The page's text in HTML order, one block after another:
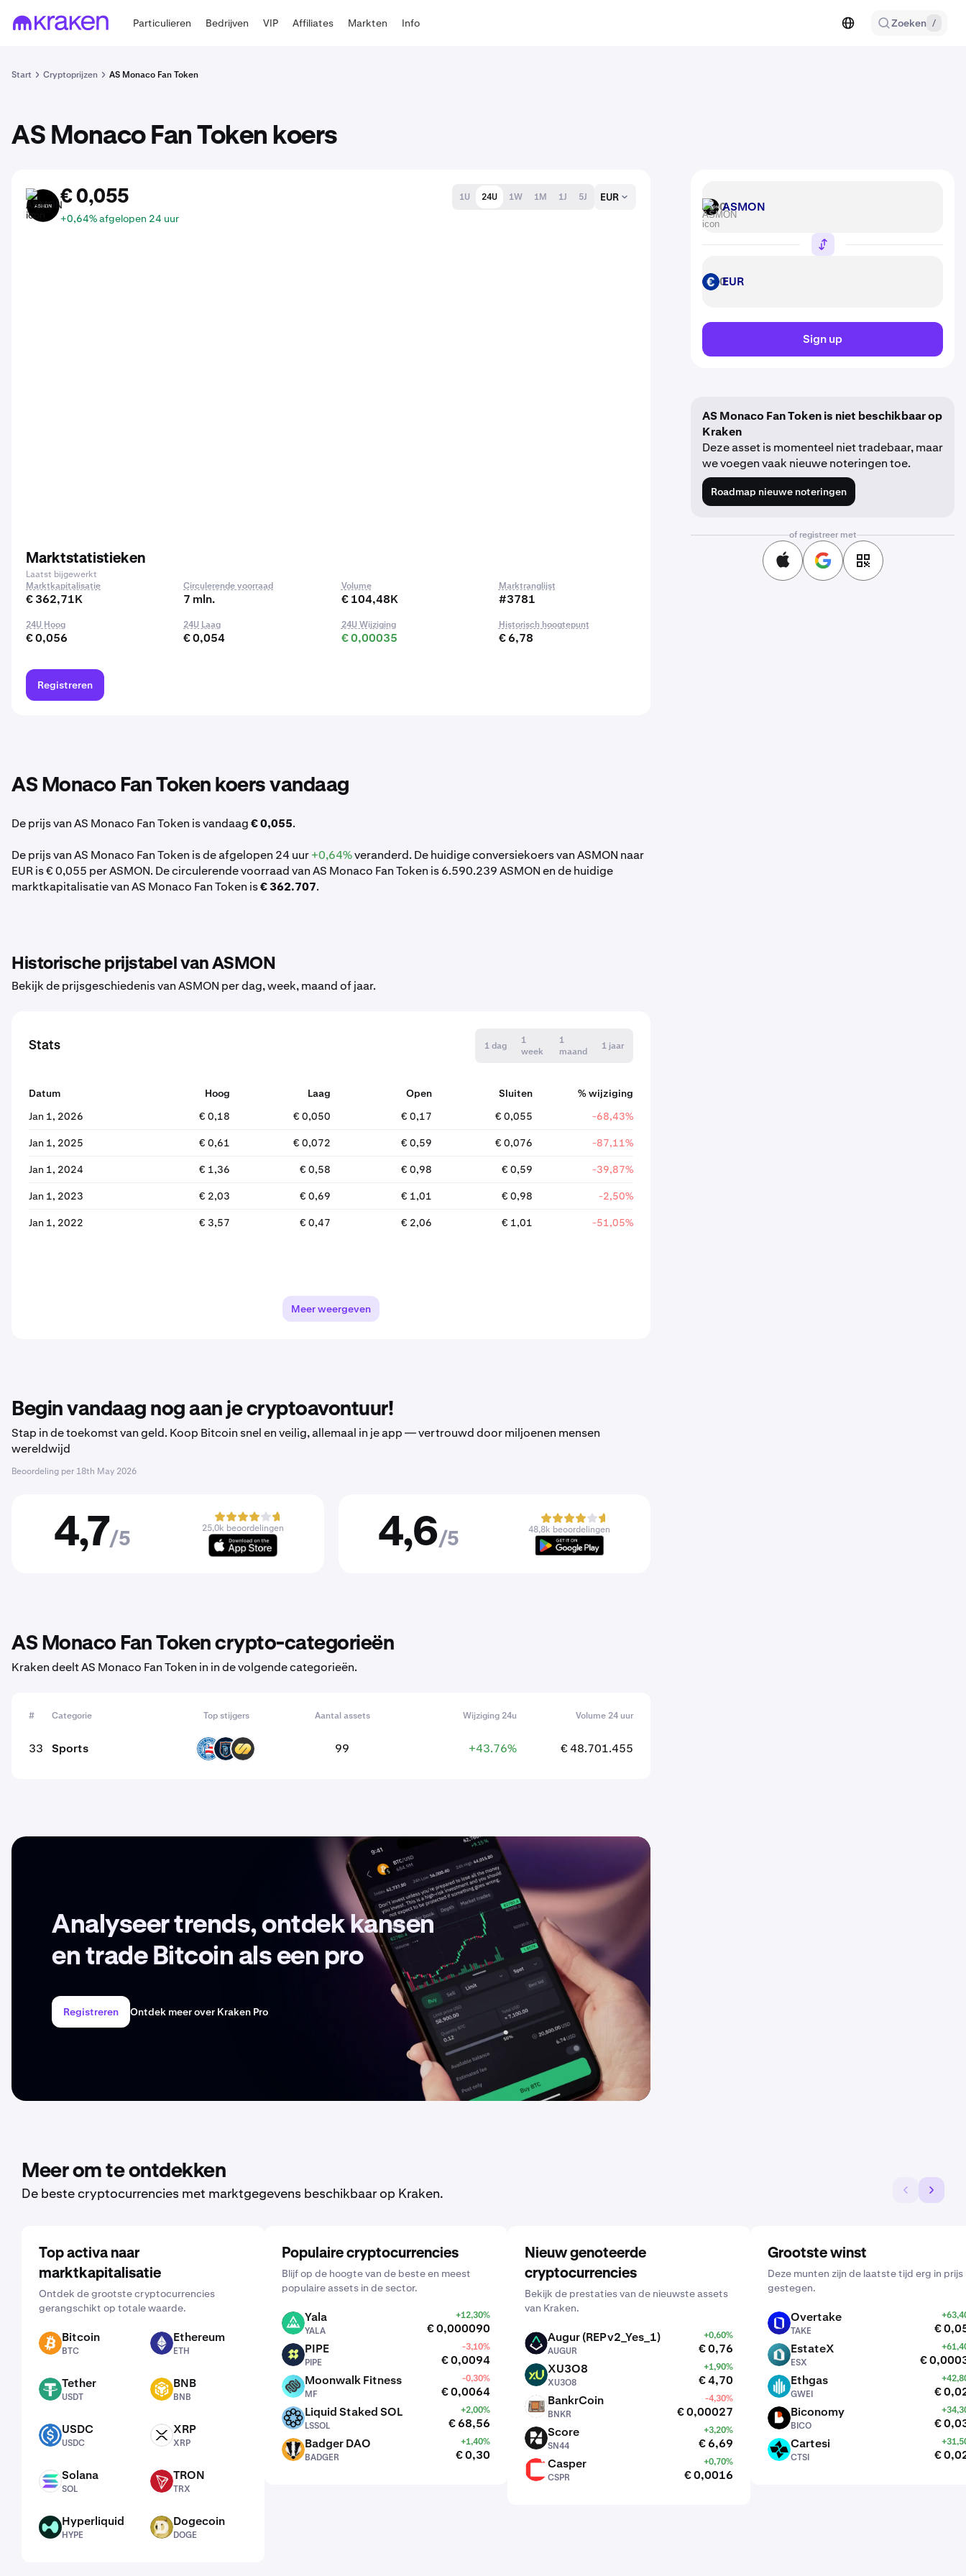
Particulieren Bedrijven VIP Affiliates Markten Info Zoeken /
Start Cryptoprijzen AS Monaco Fan Token
AS Monaco Fan Token koers
ASMON € 0,055
+0,64% afgelopen 24 uur
1U 24U 1W 1M 1J 5J EUR
Marktstatistieken
Laatst bijgewerkt
Marktkapitalisatie
€ 362,71K
Circulerende voorraad
7 mln.
Volume
€ 104,48K
Marktranglijst
#3781
24U Hoog
€ 0,056
24U Laag
€ 0,054
24U Wijziging
€ 0,00035
Historisch hoogtepunt
€ 6,78
Registreren
AS Monaco Fan Token koers vandaag
De prijs van AS Monaco Fan Token is vandaag€ 0,055.
De prijs van AS Monaco Fan Token is de afgelopen 24 uur+0,64%veranderd. De huidige conversiekoers van ASMON naar
EUR is € 0,055 per ASMON. De circulerende voorraad van AS Monaco Fan Token is 6.590.239 ASMON en de huidige
marktkapitalisatie van AS Monaco Fan Token is€ 362.707.
Historische prijstabel van ASMON
Bekijk de prijsgeschiedenis van ASMON per dag, week, maand of jaar.
Stats 1 dag
1
week
1
maand
1 jaar
Datum Hoog Laag Open Sluiten
% wijziging
Jan 1, 2026
€ 0,18 € 0,050 € 0,17 € 0,055 -68,43%
Jan 1, 2025 € 0,61 € 0,072 € 0,59 € 0,076 -87,11%
Jan 1, 2024 € 1,36 € 0,58 € 0,98 € 0,59 -39,87%
Jan 1, 2023 € 2,03 € 0,69 € 1,01 € 0,98 -2,50%
Jan 1, 2022 € 3,57 € 0,47 € 2,06 € 1,01 -51,05%
Meer weergeven
Begin vandaag nog aan je cryptoavontuur!
Stap in de toekomst van geld. Koop Bitcoin snel en veilig, allemaal in je app — vertrouwd door miljoenen mensen
wereldwijd
Beoordeling per 18th May 2026
4,7/5
25,0k beoordelingen 4,6/5
48,8k beoordelingen
AS Monaco Fan Token crypto-categorieën
Kraken deelt AS Monaco Fan Token in in de volgende categorieën.
# Categorie Top stijgers Aantal assets Wijziging 24u Volume 24 uur
33 Sports BAHIA IBFK FITFI 99 +43.76% € 48.701.455
Analyseer trends, ontdek kansen
en trade Bitcoin als een pro
Registreren Ontdek meer over Kraken Pro
ASMON ASMON
EUR EUR
Sign up
AS Monaco Fan Token is niet beschikbaar op
Kraken
Deze asset is momenteel niet tradebaar, maar
we voegen vaak nieuwe noteringen toe.
Roadmap nieuwe noteringen
of registreer met
Meer om te ontdekken
De beste cryptocurrencies met marktgegevens beschikbaar op Kraken.
Top activa naar
marktkapitalisatie
Ontdek de grootste cryptocurrencies
gerangschikt op totale waarde.
BTC Bitcoin
BTC
ETH Ethereum
ETH
USDT Tether
USDT
BNB BNB
BNB
USDC USDC
USDC
XRP XRP
XRP
SOL Solana
SOL
TRX TRON
TRX
HYPE Hyperliquid
HYPE
DOGE Dogecoin
DOGE
Populaire cryptocurrencies
Blijf op de hoogte van de beste en meest
populaire assets in de sector.
YALA Yala
YALA
+12,30%
€ 0,000090
PIPE PIPE
PIPE
-3,10%
€ 0,0094
MF Moonwalk Fitness
MF
-0,30%
€ 0,0064
LSSOL Liquid Staked SOL
LSSOL
+2,00%
€ 68,56
BADGER Badger DAO
BADGER
+1,40%
€ 0,30
Nieuw genoteerde
cryptocurrencies
Bekijk de prestaties van de nieuwste assets
van Kraken.
AUGUR Augur (REPv2_Yes_1)
AUGUR
+0,60%
€ 0,76
XU3O8 XU3O8
XU3O8
+1,90%
€ 4,70
BNKR BankrCoin
BNKR
-4,30%
€ 0,00027
SN44 Score
SN44
+3,20%
€ 6,69
Casper
CSPR
+0,70%
€ 0,0016
Grootste winst
Deze munten zijn de laatste tijd erg in prijs
gestegen.
Overtake
TAKE €
ESX EstateX
ESX €
GWEI Ethgas
GWEI €
BICO Biconomy
BICO €
CTSI Cartesi
CTSI €